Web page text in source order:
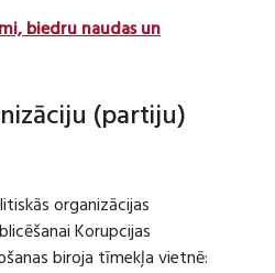
biedru naudas un
(partiju)
organizācijas
Korupcijas
biroja tīmekļa vietnē: